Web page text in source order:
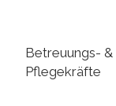
Betreuungs- &
Pflegekräfte